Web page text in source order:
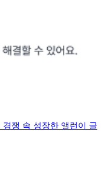
쟁 속 성장한 앨런이 글